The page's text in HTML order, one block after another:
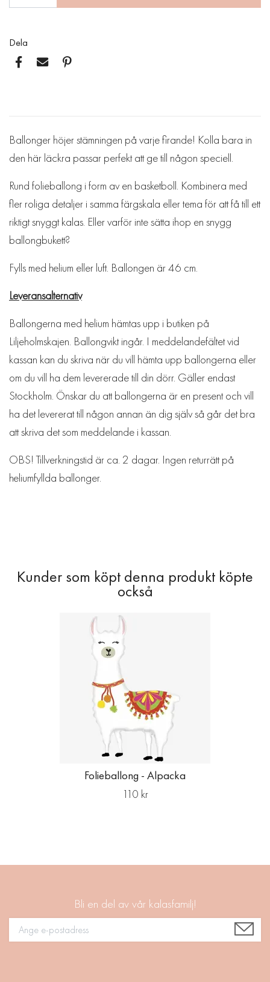
Dela
Ballonger höjer stämningen på varje firande! Kolla bara in
den här läckra passar perfekt att ge till någon speciell.
Rund folieballong i form av en basketboll. Kombinera med
fler roliga detaljer i samma färgskala eller tema för att få till ett
riktigt snyggt kalas. Eller varför inte sätta ihop en snygg
ballongbukett?
Fylls med helium eller luft. Ballongen är 46 cm.
Leveransalternativ
Ballongerna med helium hämtas upp i butiken på
Liljeholmskajen. Ballongvikt ingår. I meddelandefältet vid
kassan kan du skriva när du vill hämta upp ballongerna eller
om du vill ha dem levererade till din dörr. Gäller endast
Stockholm. Önskar du att ballongerna är en present och vill
ha det levererat till någon annan än dig själv så går det bra
att skriva det som meddelande i kassan.
OBS! Tillverkningstid är ca. 2 dagar. Ingen returrätt på
heliumfyllda ballonger.
Folieballong - Alpacka
110 kr
Bli en del av vår kalasfamilj!